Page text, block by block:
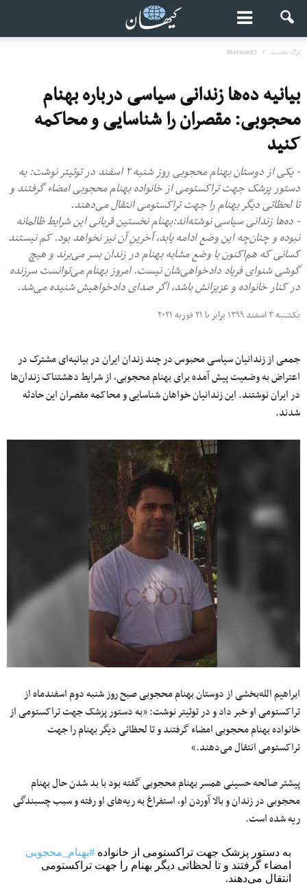
برگ نخست Featured2
بیانیه ده‌ها زندانی سیاسی درباره بهنام
محجوبی: مقصران را شناسایی و محاکمه
کنید
- یکی از دوستان بهنام محجوبی روز شنبه ۲ اسفند در توئیتر نوشت: به
دستور پزشک جهت تراکستومی از خانواده بهنام محجوبی امضاء گرفتند و
تا لحظاتی دیگر بهنام را جهت تراکستومی انتقال می‌دهند.
- ده‌ها زندانی سیاسی نوشته‌اند:بهنام نخستین قربانی این شرایط ظالمانه
نبوده و چنان‌چه این وضع ادامه یابد، آخرینِ آن نیز نخواهد بود. کم نیستند
کسانی که هم‌اکنون با وضع مشابه بهنام در زندان بسر می‌برند و هیچ
گوشی شنوای فریاد دادخواهی‌شان نیست. امروز بهنام می‌توانست سرزنده
در کنار خانواده و عزیزانش باشد، اگر صدای دادخواهیش شنیده می‌شد.
یکشنبه ۳ اسفند ۱۳۹۹ برابر با ۲۱ فوریه ۲۰۲۱
جمعی از زندانیان سیاسی محبوس در چند زندان ایران در بیانیه‌ای مشترک در
اعتراض به وضعیت پیش آمده برای بهنام محجوبی، از شرایط دهشتناک زندان‌ها
در ایران نوشتند. این زندانیان خواهان شناسایی و محاکمه مقصران این حادثه
شدند.
ابراهیم الله‌بخشی از دوستان بهنام محجوبی صبح روز شنبه دوم اسفندماه از
تراکستومی او خبر داد و در توئیتر نوشت: «به دستور پزشک جهت تراکستومی از
خانواده بهنام محجوبیامضاء گرفتند و تا لحظاتی دیگر بهنام را جهت
تراکستومی انتقال می‌دهند.»
پیشتر صالحه حسینی همسر بهنام محجوبی گفته بود با بد شدن حال بهنام
محجوبی در زندان و بالا آوردن او، استفراغ به ریه‌های او رفته و سبب چسبندگی
ریه شده است.
به دستور پزشک جهت تراکستومی از خانواده #بهنام_محجوبی
امضاء گرفتند و تا لحظاتی دیگر بهنام را جهت تراکستومی
انتقال می‌دهند.